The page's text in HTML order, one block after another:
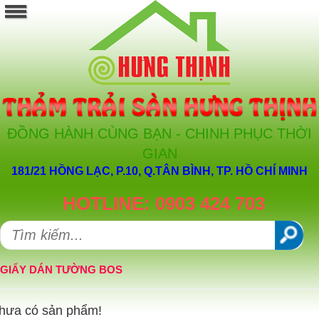
ĐỒNG HÀNH CÙNG BẠN - CHINH PHỤC THỜI
GIAN
181/21 HỒNG LẠC, P.10, Q.TÂN BÌNH, TP. HỒ CHÍ MINH
HOTLINE: 0903 424 703
GIẤY DÁN TƯỜNG BOS
có sản phẩm!